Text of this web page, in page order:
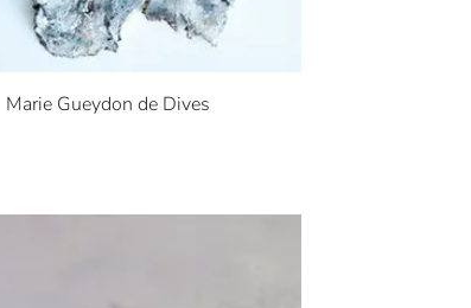
Marie Gueydon de Dives